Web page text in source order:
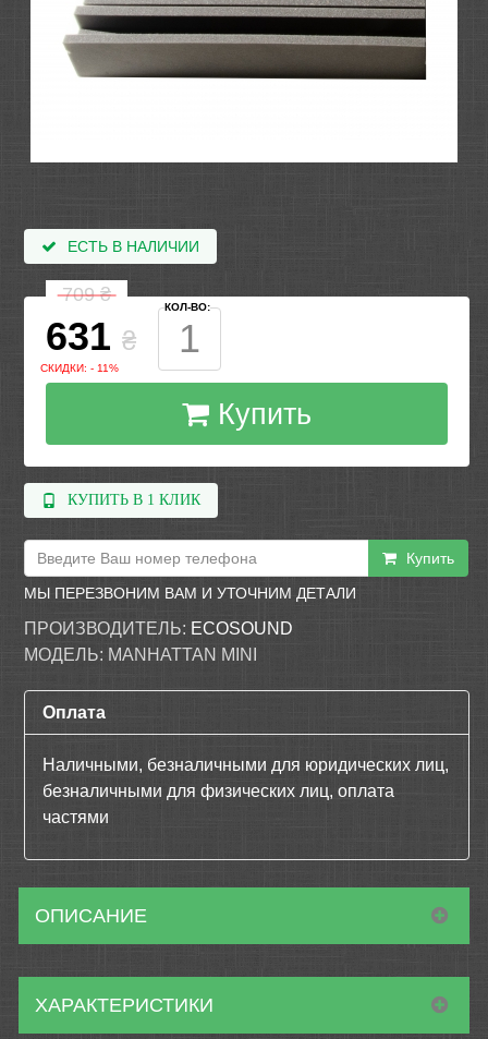
ЕСТЬ В НАЛИЧИИ
709₴
631 ₴
СКИДКИ: - 11%
КОЛ-ВО:
Купить
КУПИТЬ В 1 КЛИК
Купить
МЫ ПЕРЕЗВОНИМ ВАМ И УТОЧНИМ ДЕТАЛИ
ПРОИЗВОДИТЕЛЬ: ECOSOUND
МОДЕЛЬ: MANHATTAN MINI
Оплата
Наличными, безналичными для юридических лиц,
безналичными для физических лиц, оплата
частями
ОПИСАНИЕ
ХАРАКТЕРИСТИКИ